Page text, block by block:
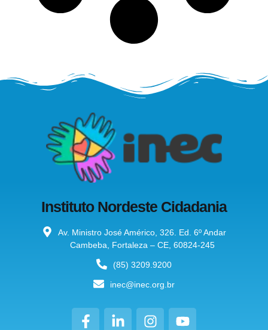
Instituto Nordeste Cidadania
Av. Ministro José Américo, 326. Ed. 6º Andar
Cambeba, Fortaleza – CE, 60824-245
(85) 3209.9200
inec@inec.org.br